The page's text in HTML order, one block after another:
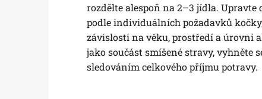
rozdělte alespoň na 2–3 jídla.
podle individuálních požadavků
závislosti na věku, prostředí a úrovni
jako součást smíšené stravy, vyhněte
sledováním celkového příjmu potravy.